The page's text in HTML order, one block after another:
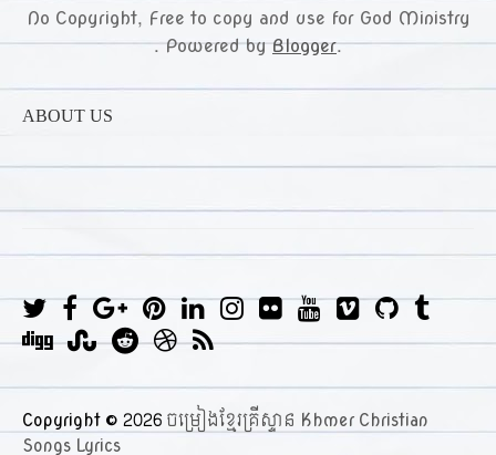
No Copyright, Free to copy and use for God Ministry
. Powered byBlogger.
ABOUT US
T
w
i
t
t
e
F
a
c
e
b
o
G
o
o
g
l
e
P
i
n
t
e
r
L
i
n
k
e
d
I
t
a
g
F
c
k
r
Y
t
u
b
V
e
o
G
h
u
b
T
b
r
D
g
g
S
u
m
b
R
d
d
i
D
i
b
b
R
S
Copyright ©2026ចម្រៀងខ្មែរគ្រីស្ទាន Khmer Christian
Songs Lyrics